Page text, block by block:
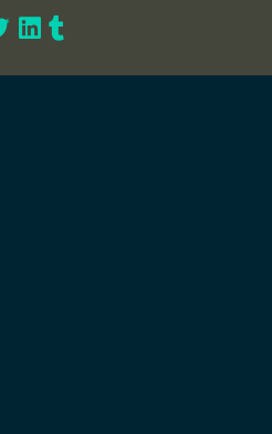
TwitterLinkedin
Tumblr